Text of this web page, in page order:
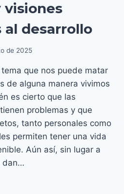
visiones
desarrollo
de 2025
que nos puede matar
de alguna manera vivimos
es cierto que las
problemas y que
tanto personales como
permiten tener una vida
Aún así, sin lugar a
dan…